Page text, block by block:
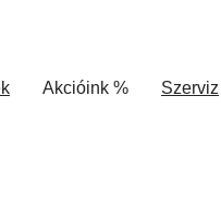
Akcióink % Szerviz